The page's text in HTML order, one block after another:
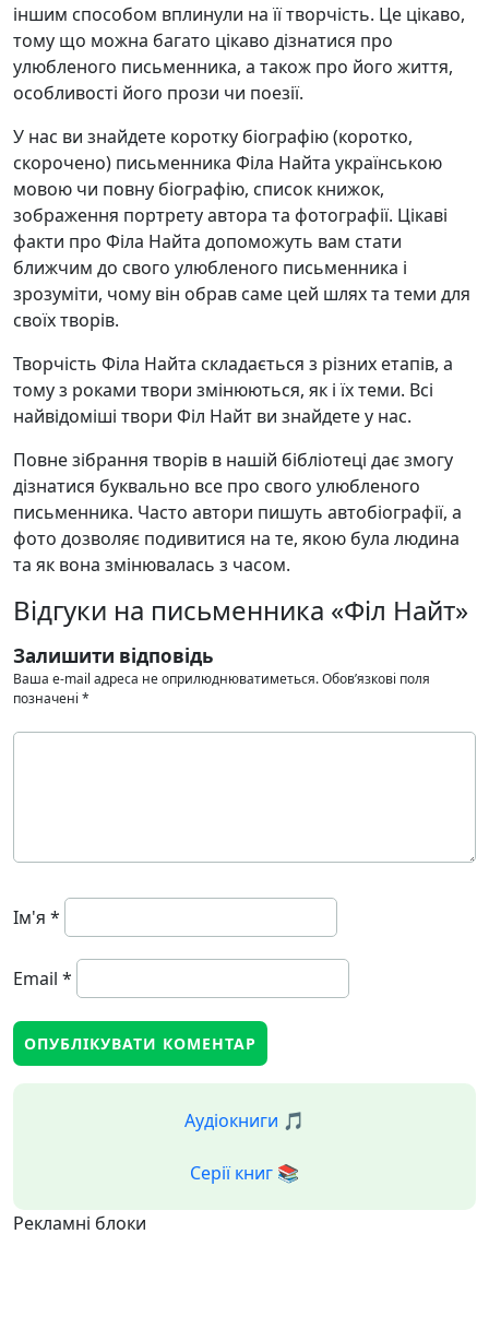
іншим способом вплинули на її творчість. Це цікаво,
тому що можна багато цікаво дізнатися про
улюбленого письменника, а також про його життя,
особливості його прози чи поезії.
У нас ви знайдете коротку біографію (коротко,
скорочено) письменника Філа Найта українською
мовою чи повну біографію, список книжок,
зображення портрету автора та фотографії. Цікаві
факти про Філа Найта допоможуть вам стати
ближчим до свого улюбленого письменника і
зрозуміти, чому він обрав саме цей шлях та теми для
своїх творів.
Творчість Філа Найта складається з різних етапів, а
тому з роками твори змінюються, як і їх теми. Всі
найвідоміші твори Філ Найт ви знайдете у нас.
Повне зібрання творів в нашій бібліотеці дає змогу
дізнатися буквально все про свого улюбленого
письменника. Часто автори пишуть автобіографії, а
фото дозволяє подивитися на те, якою була людина
та як вона змінювалась з часом.
Відгуки на письменника «Філ Найт»
Залишити відповідь
Ваша e-mail адреса не оприлюднюватиметься.Обов’язкові поля
позначені *
Ім'я *
Email *
Аудіокниги 🎵
Серії книг 📚
Рекламні блоки